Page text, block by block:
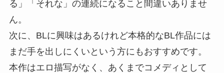
る」「それな」の連続になること間違いありませ
ん。
次に、BLに興味はあるけれど本格的なBL作品には
まだ手を出しにくいという方にもおすすめです。
本作はエロ描写がなく、あくまでコメディとして